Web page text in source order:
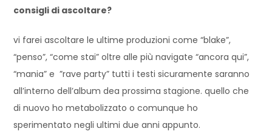
consigli di ascoltare?
vi farei ascoltare le ultime produzioni come “blake”,
“penso”, “come stai” oltre alle più navigate “ancora qui”,
“mania” e ”rave party” tutti i testi sicuramente saranno
all’interno dell’album dea prossima stagione. quello che
di nuovo ho metabolizzato o comunque ho
sperimentato negli ultimi due anni appunto.